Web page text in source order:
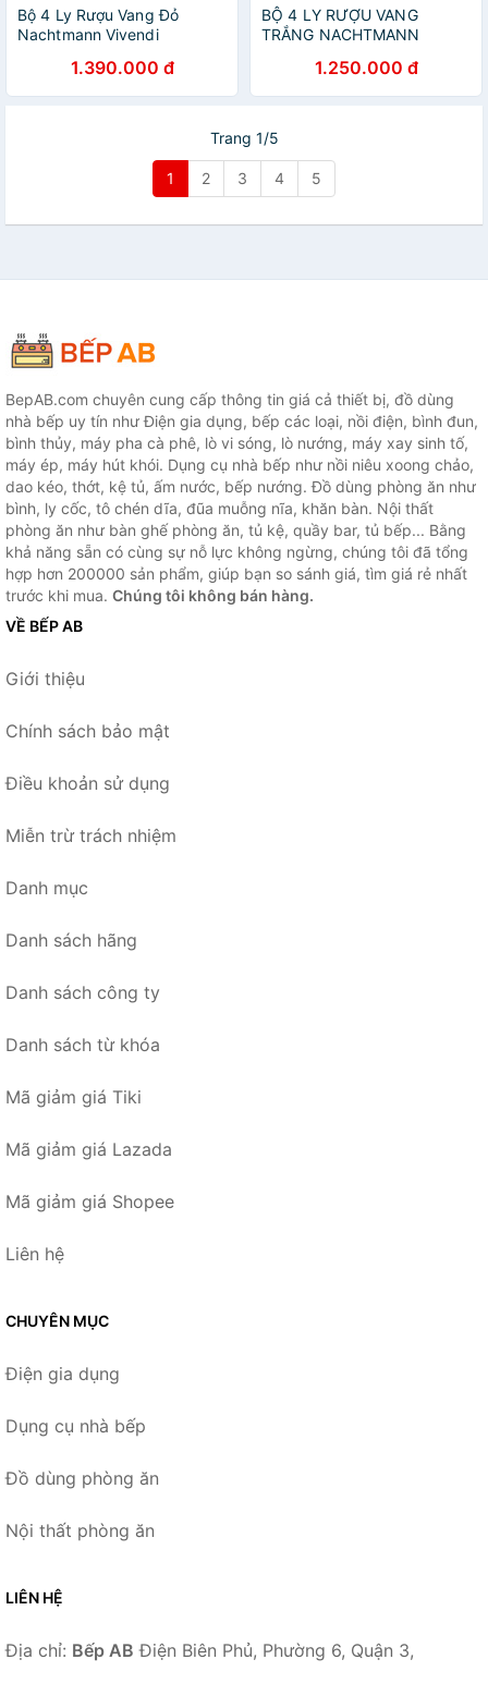
Bộ 4 Ly Rượu Vang Đỏ
Nachtmann Vivendi
1.390.000 đ
BỘ 4 LY RƯỢU VANG
TRẮNG NACHTMANN
Hàng chính Hãng
1.250.000 đ
Trang 1/5
1 2 3 4 5
BepAB.com chuyên cung cấp thông tin giá cả thiết bị, đồ dùng
nhà bếp uy tín như Điện gia dụng, bếp các loại, nồi điện, bình đun,
bình thủy, máy pha cà phê, lò vi sóng, lò nướng, máy xay sinh tố,
máy ép, máy hút khói. Dụng cụ nhà bếp như nồi niêu xoong chảo,
dao kéo, thớt, kệ tủ, ấm nước, bếp nướng. Đồ dùng phòng ăn như
bình, ly cốc, tô chén dĩa, đũa muỗng nĩa, khăn bàn. Nội thất
phòng ăn như bàn ghế phòng ăn, tủ kệ, quầy bar, tủ bếp... Bằng
khả năng sẵn có cùng sự nỗ lực không ngừng, chúng tôi đã tổng
hợp hơn 200000 sản phẩm, giúp bạn so sánh giá, tìm giá rẻ nhất
trước khi mua. Chúng tôi không bán hàng.
VỀ BẾP AB
Giới thiệu
Chính sách bảo mật
Điều khoản sử dụng
Miễn trừ trách nhiệm
Danh mục
Danh sách hãng
Danh sách công ty
Danh sách từ khóa
Mã giảm giá Tiki
Mã giảm giá Lazada
Mã giảm giá Shopee
Liên hệ
CHUYÊN MỤC
Điện gia dụng
Dụng cụ nhà bếp
Đồ dùng phòng ăn
Nội thất phòng ăn
LIÊN HỆ
Địa chỉ: Bếp AB Điện Biên Phủ, Phường 6, Quận 3,